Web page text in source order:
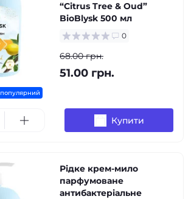
популярний
“Citrus Tree & Oud”
BioBlysk 500 мл
0
68.00 грн.
51.00 грн.
Купити
Рідке крем-мило
парфумоване
антибактеріальне